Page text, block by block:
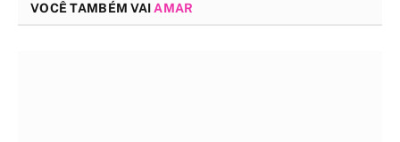
VOCÊ TAMBÉM VAIAMAR